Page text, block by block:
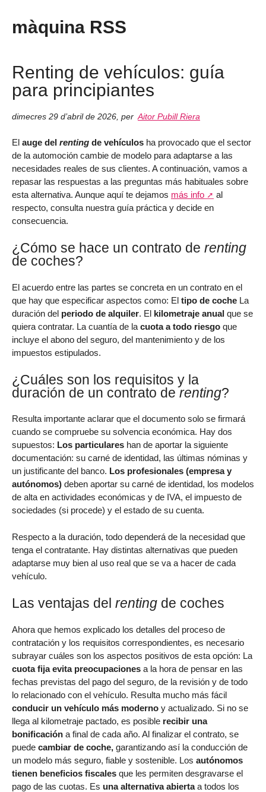
màquina RSS
Renting de vehículos: guía
para principiantes
dimecres 29 d’abril de 2026 per Aitor Pubill Riera
El auge del renting de vehículos ha provocado que el sector
de la automoción cambie de modelo para adaptarse a las
necesidades reales de sus clientes. A continuación, vamos a
repasar las respuestas a las preguntas más habituales sobre
esta alternativa. Aunque aquí te dejamos más info
al
respecto, consulta nuestra guía práctica y decide en
consecuencia.
¿Cómo se hace un contrato de renting
de coches?
El acuerdo entre las partes se concreta en un contrato en el
que hay que especificar aspectos como: El tipo de coche La
duración del periodo de alquiler. El kilometraje anual que se
quiera contratar. La cuantía de la cuota a todo riesgo que
incluye el abono del seguro, del mantenimiento y de los
impuestos estipulados.
¿Cuáles son los requisitos y la
duración de un contrato derenting?
Resulta importante aclarar que el documento solo se firmará
cuando se compruebe su solvencia económica. Hay dos
supuestos: Los particulares han de aportar la siguiente
documentación: su carné de identidad, las últimas nóminas y
un justificante del banco. Los profesionales (empresa y
autónomos) deben aportar su carné de identidad, los modelos
de alta en actividades económicas y de IVA, el impuesto de
sociedades (si procede) y el estado de su cuenta.
Respecto a la duración, todo dependerá de la necesidad que
tenga el contratante. Hay distintas alternativas que pueden
adaptarse muy bien al uso real que se va a hacer de cada
vehículo.
Las ventajas del renting de coches
Ahora que hemos explicado los detalles del proceso de
contratación y los requisitos correspondientes, es necesario
subrayar cuáles son los aspectos positivos de esta opción: La
cuota fija evita preocupaciones a la hora de pensar en las
fechas previstas del pago del seguro, de la revisión y de todo
lo relacionado con el vehículo. Resulta mucho más fácil
conducir un vehículo más moderno y actualizado. Si no se
llega al kilometraje pactado, es posible recibir una
bonificación a final de cada año. Al finalizar el contrato, se
puede cambiar de coche, garantizando así la conducción de
un modelo más seguro, fiable y sostenible. Los autónomos
tienen beneficios fiscales que les permiten desgravarse el
pago de las cuotas. Es una alternativa abiertaa todos los